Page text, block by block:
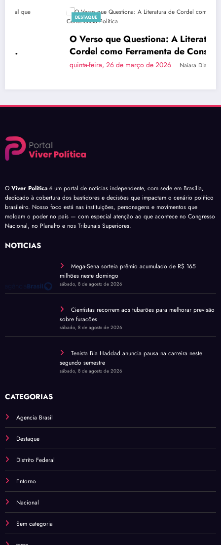
O Verso que Questiona: A Literatura de
Cordel como Ferramenta de Consciência
quinta-feira, 26 de março de 2026 Naiara Dias
O Viver Política é um portal de notícias independente, com sede em Brasília,
dedicado à cobertura dos bastidores e decisões que impactam o cenário político
brasileiro. Nosso foco está nas instituições, personagens e movimentos que
moldam o poder no país — com especial atenção ao que acontece no Congresso
Nacional, no Planalto e nos Tribunais Superiores.
NOTÍCIAS
Mega-Sena sorteia prêmio acumulado de R$ 165
milhões neste domingo
sábado, 8 de agosto de 2026
Cientistas recorrem aos tubarões para melhorar previsão
sobre furacões
sábado, 8 de agosto de 2026
Tenista Bia Haddad anuncia pausa na carreira neste
segundo semestre
sábado, 8 de agosto de 2026
CATEGORIAS
Agencia Brasil
Destaque
Distrito Federal
Entorno
Nacional
Sem categoria